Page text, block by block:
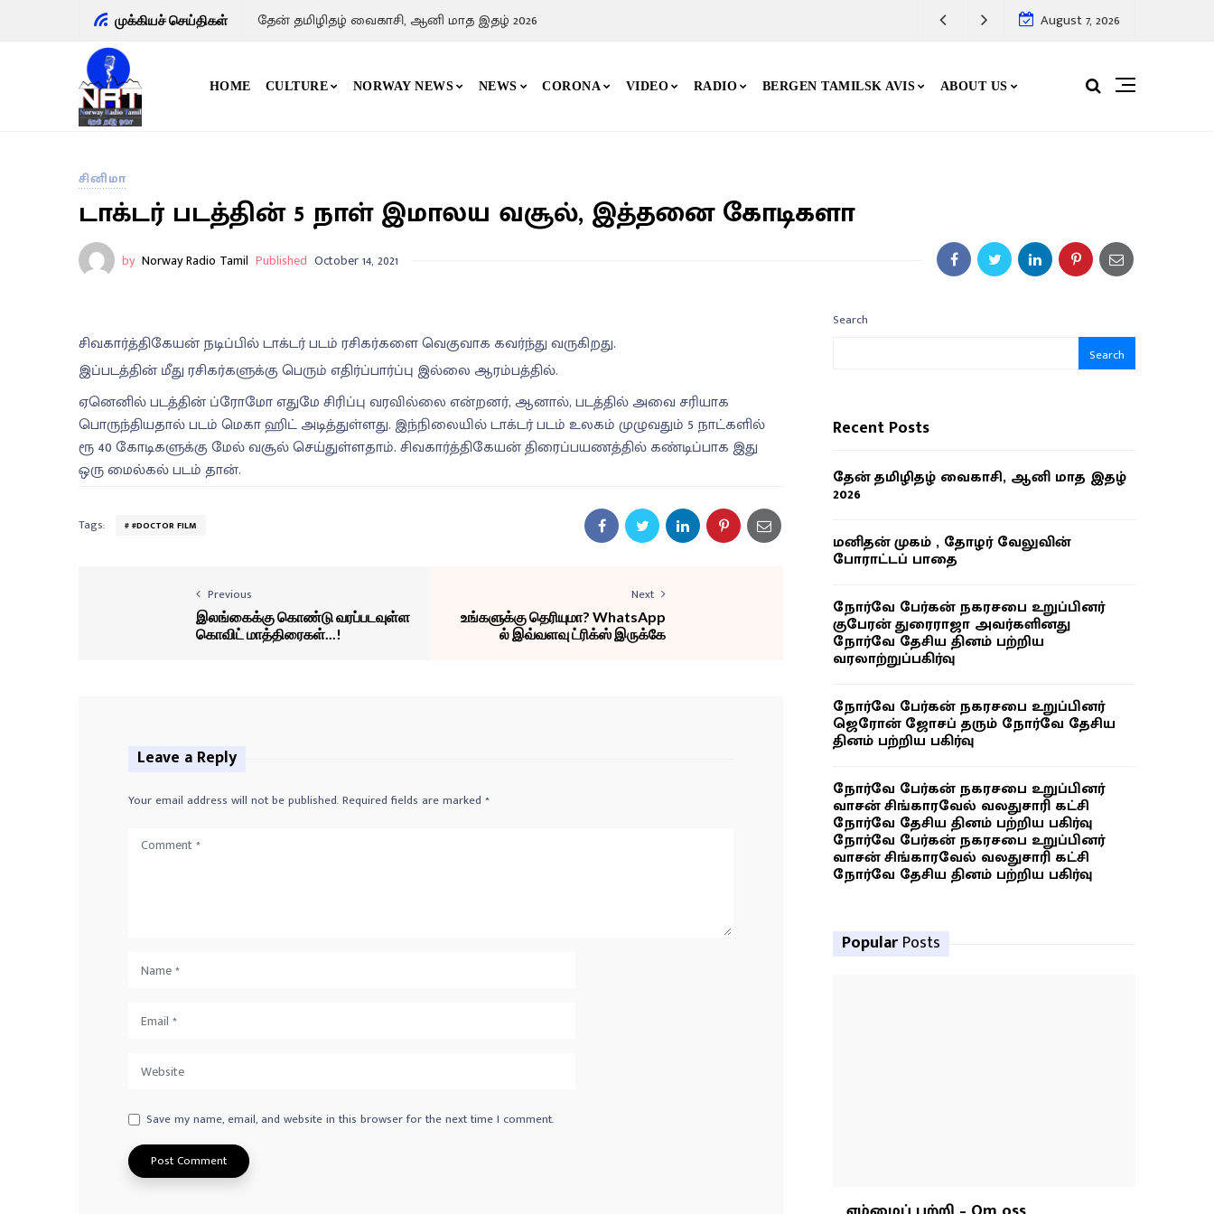
முக்கியச் செய்திகள் தேன் தமிழிதழ் வைகாசி, ஆனி மாத இதழ் 2026 August 7, 2026
HOME CULTURE NORWAY NEWS NEWS CORONA VIDEO RADIO BERGEN TAMILSK AVIS ABOUT US
சினிமா
டாக்டர் படத்தின் 5 நாள் இமாலய வசூல், இத்தனை கோடிகளா
by Norway Radio Tamil Published October 14, 2021
சிவகார்த்திகேயன் நடிப்பில் டாக்டர் படம் ரசிகர்களை வெகுவாக கவர்ந்து வருகிறது.
இப்படத்தின் மீது ரசிகர்களுக்கு பெரும் எதிர்ப்பார்ப்பு இல்லை ஆரம்பத்தில்.
ஏனெனில் படத்தின் ப்ரோமோ எதுமே சிரிப்பு வரவில்லை என்றனர், ஆனால், படத்தில் அவை சரியாக
பொருந்தியதால் படம் மெகா ஹிட் அடித்துள்ளது. இந்நிலையில் டாக்டர் படம் உலகம் முழுவதும் 5 நாட்களில்
ரூ 40 கோடிகளுக்கு மேல் வசூல் செய்துள்ளதாம். சிவகார்த்திகேயன் திரைப்பயணத்தில் கண்டிப்பாக இது
ஒரு மைல்கல் படம் தான்.
Tags: #DOCTOR FILM
Previous
இலங்கைக்கு கொண்டு வரப்படவுள்ள
கொவிட் மாத்திரைகள்...!
Next
உங்களுக்கு தெரியுமா? WhatsApp
ல் இவ்வளவு ட்ரிக்ஸ் இருக்கே
Leave a Reply
Your email address will not be published.Required fields are marked *
Save my name, email, and website in this browser for the next time I comment.
Search
Search
Recent Posts
தேன் தமிழிதழ் வைகாசி, ஆனி மாத இதழ்
2026
மனிதன் முகம் , தோழர் வேலுவின்
போராட்டப் பாதை
நோர்வே பேர்கன் நகரசபை உறுப்பினர்
குபேரன் துரைராஜா அவர்களினது
நோர்வே தேசிய தினம் பற்றிய
வரலாற்றுப்பகிர்வு
நோர்வே பேர்கன் நகரசபை உறுப்பினர்
ஜெரோன் ஜோசப் தரும் நோர்வே தேசிய
தினம் பற்றிய பகிர்வு
நோர்வே பேர்கன் நகரசபை உறுப்பினர்
வாசன் சிங்காரவேல் வலதுசாரி கட்சி
நோர்வே தேசிய தினம் பற்றிய பகிர்வு
நோர்வே பேர்கன் நகரசபை உறுப்பினர்
வாசன் சிங்காரவேல் வலதுசாரி கட்சி
நோர்வே தேசிய தினம் பற்றிய பகிர்வு
Popular Posts